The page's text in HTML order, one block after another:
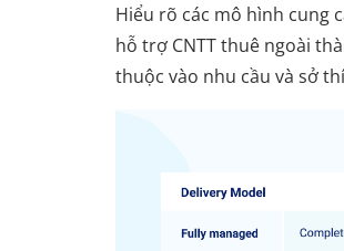
Hiểu rõ các mô hình cung
hỗ trợ CNTT thuê ngoài
thuộc vào nhu cầu và sở